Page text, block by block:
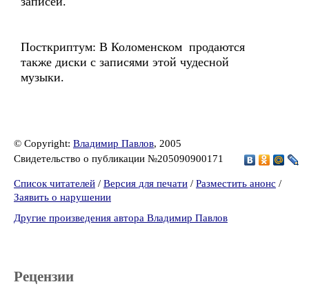
Посткриптум: В Коломенском продаются
также диски с записями этой чудесной
музыки.
© Copyright: Владимир Павлов, 2005
Свидетельство о публикации №205090900171
Список читателей / Версия для печати / Разместить анонс /
Заявить о нарушении
Другие произведения автора Владимир Павлов
Рецензии